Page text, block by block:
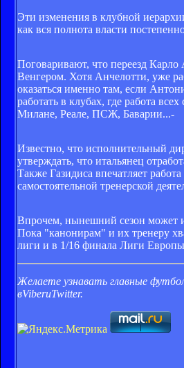
Эти изменения в клубной
как вся полнота власти
Поговаривают, что переезд Карло
Венгером. Хотя Анчелотти, уже
оказаться именно там, если
работать в клубах, где работа
Милане, Реале, ПСЖ, Баварии...-
Известно, что исполнительный
утверждать, что итальянец
Также Газидиса впечатляет
самостоятельной тренерской
Впрочем, нынешний сезон может и
Пока "канонирам" и их тренеру
лиги и в 1/16 финала Лиги
Желаете узнавать главные
вViberиTwitter.